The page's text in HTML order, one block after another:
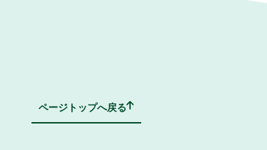
ページトップへ戻る